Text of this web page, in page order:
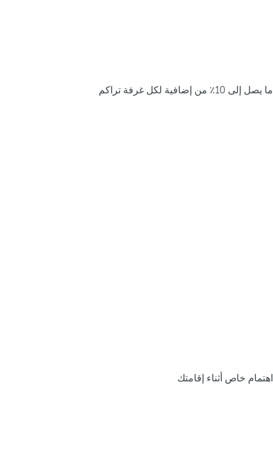
ما يصل إلى 10٪ من إضافية لكل غرفة تراكم
اهتمام خاص أثناء إقامتك